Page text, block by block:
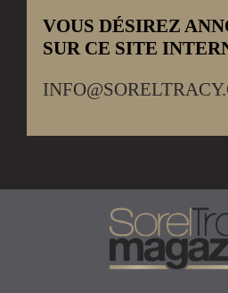
VOUS DÉSIREZ
SUR CE SITE